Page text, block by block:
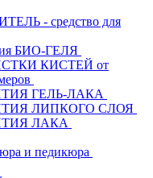
- средство для
БИО-ГЕЛЯ
КИСТЕЙ от
ГЕЛЬ-ЛАКА
ЛИПКОГО СЛОЯ
ЛАКА
и педикюра